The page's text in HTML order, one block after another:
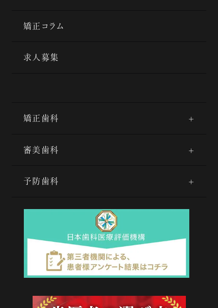
矯正コラム
求人募集
矯正歯科
審美歯科
予防歯科